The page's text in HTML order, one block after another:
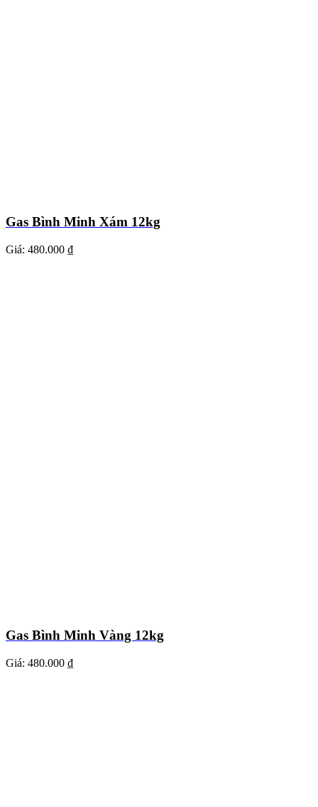
Gas Bình Minh Xám 12kg
Giá: 480.000 ₫
Gas Bình Minh Vàng 12kg
Giá: 480.000 ₫